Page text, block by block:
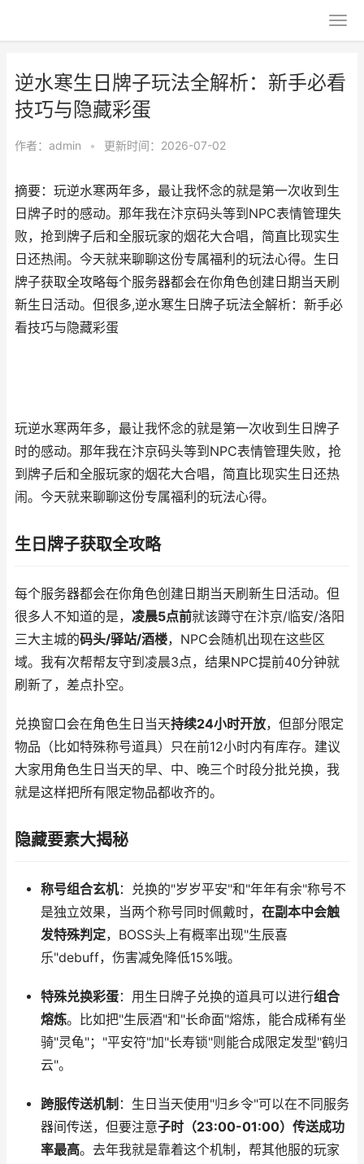
逆水寒生日牌子玩法全解析：新手必看
技巧与隐藏彩蛋
作者： admin • 更新时间：2026-07-02
摘要：玩逆水寒两年多，最让我怀念的就是第一次收到生
日牌子时的感动。那年我在汴京码头等到NPC表情管理失
败，抢到牌子后和全服玩家的烟花大合唱，简直比现实生
日还热闹。今天就来聊聊这份专属福利的玩法心得。生日
牌子获取全攻略每个服务器都会在你角色创建日期当天刷
新生日活动。但很多,逆水寒生日牌子玩法全解析：新手必
看技巧与隐藏彩蛋
玩逆水寒两年多，最让我怀念的就是第一次收到生日牌子
时的感动。那年我在汴京码头等到NPC表情管理失败，抢
到牌子后和全服玩家的烟花大合唱，简直比现实生日还热
闹。今天就来聊聊这份专属福利的玩法心得。
生日牌子获取全攻略
每个服务器都会在你角色创建日期当天刷新生日活动。但
很多人不知道的是， 凌晨5点前就该蹲守在汴京/临安/洛阳
三大主城的码头/驿站/酒楼，NPC会随机出现在这些区
域。我有次帮帮友守到凌晨3点，结果NPC提前40分钟就
刷新了，差点扑空。
兑换窗口会在角色生日当天持续24小时开放，但部分限定
物品（比如特殊称号道具）只在前12小时内有库存。建议
大家用角色生日当天的早、中、晚三个时段分批兑换，我
就是这样把所有限定物品都收齐的。
隐藏要素大揭秘
称号组合玄机：兑换的"岁岁平安"和"年年有余"称号不
是独立效果，当两个称号同时佩戴时， 在副本中会触
发特殊判定，BOSS头上有概率出现"生辰喜
乐"debuff，伤害减免降低15%哦。
特殊兑换彩蛋：用生日牌子兑换的道具可以进行组合
熔炼。比如把"生辰酒"和"长命面"熔炼，能合成稀有坐
骑"灵龟"；"平安符"加"长寿锁"则能合成限定发型"鹤归
云"。
跨服传送机制 ：生日当天使用"归乡令"可以在不同服务
器间传送，但要注意子时（23:00-01:00）传送成功
率最高。去年我就是靠着这个机制，帮其他服的玩家